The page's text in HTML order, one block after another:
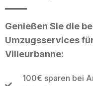
Genießen Sie die
Umzugsservices
Villeurbanne:
100€ sparen bei